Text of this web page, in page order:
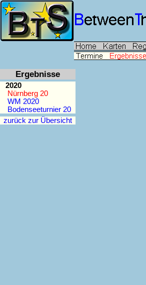
Ergebnisse
2020
Nürnberg 20
WM 2020
Bodenseeturnier 20
zurück zur Übersicht